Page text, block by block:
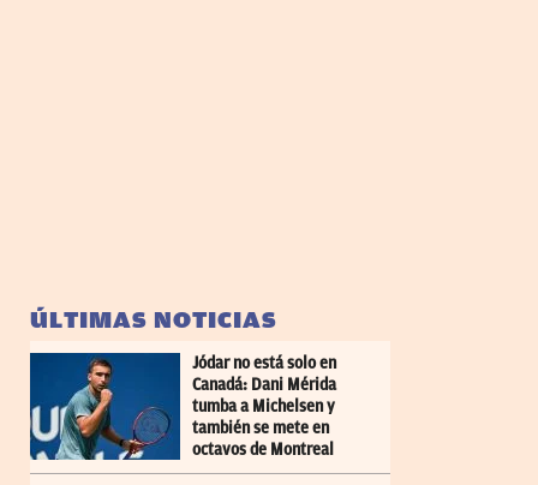
ÚLTIMAS NOTICIAS
Jódar no está solo en
Canadá: Dani Mérida
tumba a Michelsen y
también se mete en
octavos de Montreal